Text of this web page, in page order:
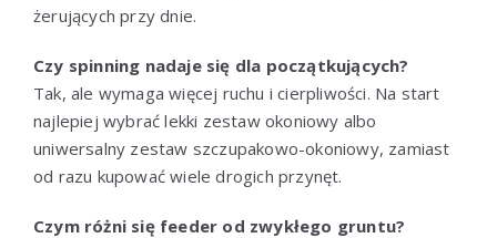
żerujących przy dnie.
Czy spinning nadaje się dla początkujących?
Tak, ale wymaga więcej ruchu i cierpliwości. Na start
najlepiej wybrać lekki zestaw okoniowy albo
uniwersalny zestaw szczupakowo-okoniowy, zamiast
od razu kupować wiele drogich przynęt.
Czym różni się feeder od zwykłego gruntu?